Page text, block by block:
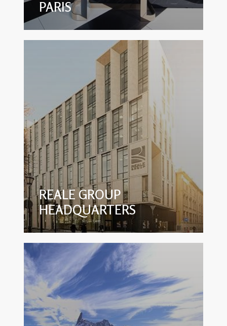
PARIS
REALE GROUP
HEADQUARTERS